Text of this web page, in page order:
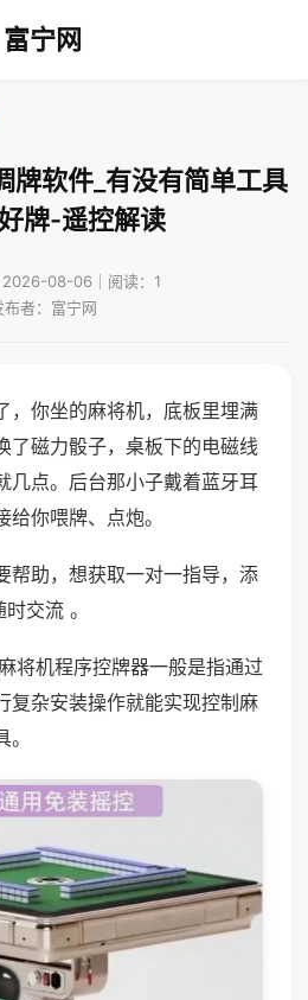
富宁网
牌软件_有没有简单工具
牌-遥控解读
2026-08-06｜阅读：1
布者：富宁网
，你坐的麻将机，底板里埋满
了磁力骰子，桌板下的电磁线
几点。后台那小子戴着蓝牙耳
你喂牌、点炮。
帮助，想获取一对一指导，添
交流 。
将机程序控牌器一般是指通过
复杂安装操作就能实现控制麻